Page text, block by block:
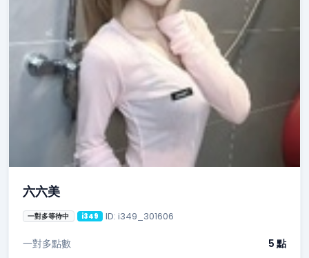
六六美
一對多等待中 i349 ID: i349_301606
一對多點數
5 點